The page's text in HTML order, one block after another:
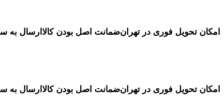
امکان تحویل فوری در تهرانضمانت اصل بودن کالا ارسال به
امکان تحویل فوری در تهرانضمانت اصل بودن کالا ارسال به